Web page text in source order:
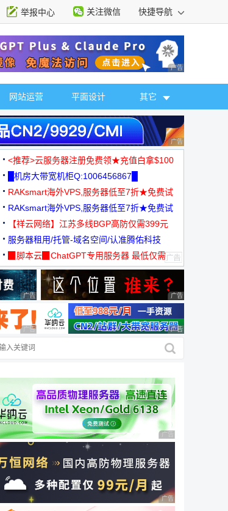
举报中心 关注微信 快捷导航
广告 商业广告，理
网站运营 平面设计 其它
广告 商业广告，理
<推荐>云服务器注册免费领★充值白拿$100
█机房大带宽机柜Q:1006456867█
RAKsmart海外VPS,服务器低至7折★免费试
用★
RAKsmart海外VPS,服务器低至7折★免费试
用★
【祥云网络】江苏多线BGP高防仅需399元
服务器租用/托管-域名空间/认准腾佑科技
▉脚本云▉ChatGPT专用服务器 最低仅需
19元/月
广告 商业广告，理性选择 广告 商业广告，理
广告 商业广告，理性选择 广告 商业广告，理
广告 商业广告，理性
广告 商业广告，理性